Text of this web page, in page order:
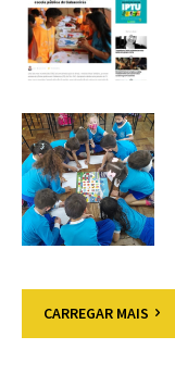
CARREGAR MAIS